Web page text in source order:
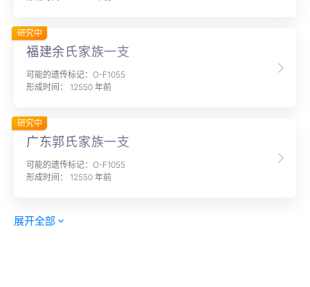
福建余氏家族一支
可能的遗传标记：O-F1055
形成时间： 12550 年前
研究中
广东郭氏家族一支
可能的遗传标记：O-F1055
形成时间： 12550 年前
研究中
展开全部